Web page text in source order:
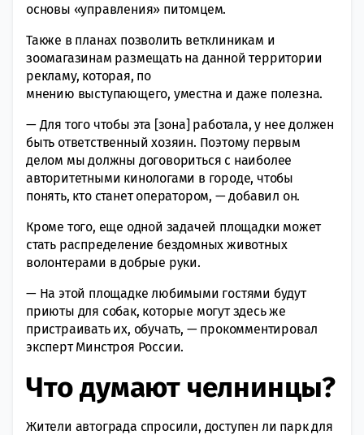
основы «управления» питомцем.
Также в планах позволить ветклиникам и
зоомагазинам размещать на данной территории
рекламу, которая, по
мнению выступающего, уместна и даже полезна.
— Для того чтобы эта [зона] работала, у нее должен
быть ответственный хозяин. Поэтому первым
делом мы должны договориться с наиболее
авторитетными кинологами в городе, чтобы
понять, кто станет оператором, — добавил он.
Кроме того, еще одной задачей площадки может
стать распределение бездомных животных
волонтерами в добрые руки.
— На этой площадке любимыми гостями будут
приюты для собак, которые могут здесь же
пристраивать их, обучать, — прокомментировал
эксперт Минстроя России.
Что думают челнинцы?
Жители автограда спросили, доступен ли парк для